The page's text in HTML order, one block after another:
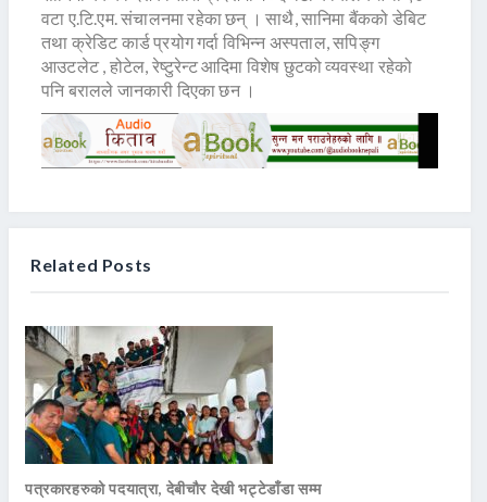
वटा ए.टि.एम. संचालनमा रहेका छन् । साथै, सानिमा बैंकको डेबिट
तथा क्रेडिट कार्ड प्रयोग गर्दा विभिन्न अस्पताल, सपिङ्ग
आउटलेट , होटेल, रेष्टुरेन्ट आदिमा विशेष छुटको व्यवस्था रहेको
पनि बरालले जानकारी दिएका छन ।
Related Posts
पत्रकारहरुको पदयात्रा, देबीचौर देखी भट्टेडाँडा सम्म